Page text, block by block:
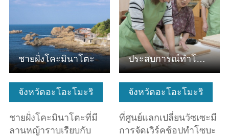
จังหวัดอะโอะโมะริ
ชายฝั่งโคะมินาโตะที่มี
ลานหญ้าราบเรียบกับ
ชายฝั่งโคะมินาโตะ
จังหวัดอะโอะโมะริ
ที่ศูนย์แลกเปลี่ยนวัซเซะมี
การจัดเวิร์คช้อปทำโซบะ
ประสบการณ์ทำโซบะ ฮาชิคามิ วาเซะ โซบะ